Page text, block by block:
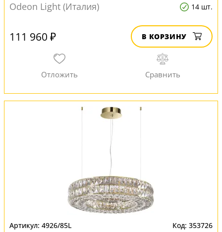
Odeon Light (Италия) 14 шт.
111 960 ₽ В КОРЗИНУ
4926/85L 353726